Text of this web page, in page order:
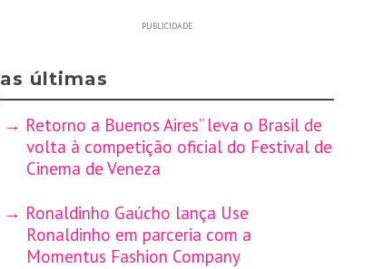
PUBLICIDADE
as últimas
Retorno a Buenos Aires” leva o Brasil de
volta à competição oficial do Festival de
Cinema de Veneza
Ronaldinho Gaúcho lança Use
Ronaldinho em parceria com a
Momentus Fashion Company